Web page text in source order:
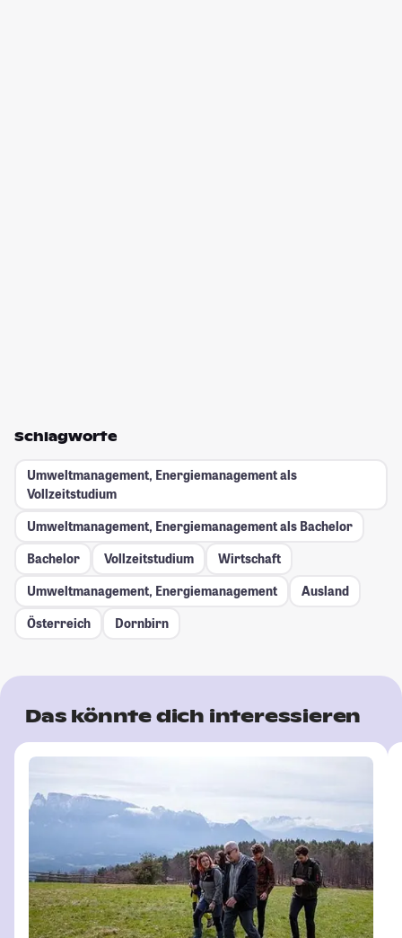
Schlagworte
Umweltmanagement, Energiemanagement als
Vollzeitstudium
Umweltmanagement, Energiemanagement als Bachelor
Bachelor
Vollzeitstudium
Wirtschaft
Umweltmanagement, Energiemanagement
Ausland
Österreich
Dornbirn
Das könnte dich interessieren